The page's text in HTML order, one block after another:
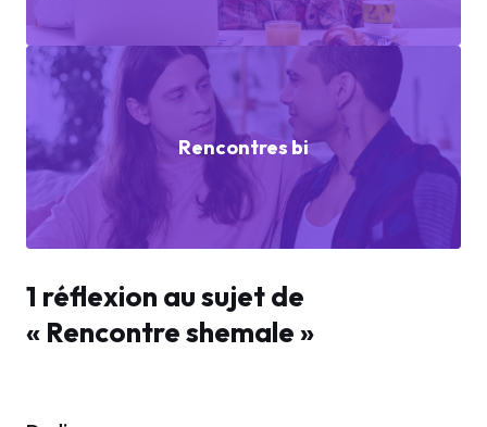
Rencontres bi
1 réflexion au sujet de
« Rencontre shemale »